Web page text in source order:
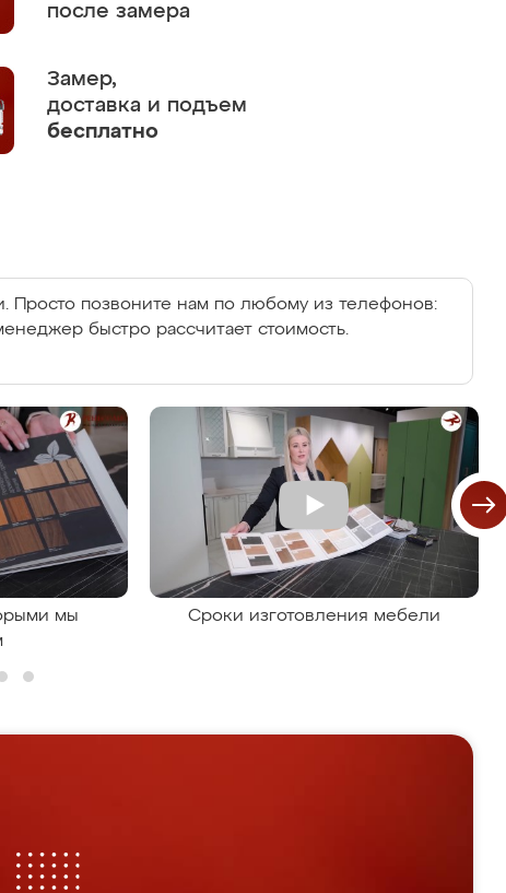
после замера
Замер,
доставка и подъем
бесплатно
Просто позвоните нам по любому из телефонов:
быстро рассчитает стоимость.
мы
Сроки изготовления мебели